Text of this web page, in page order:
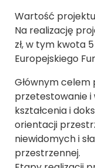
Wartość
Na realizację
zł, w tym kwota
Europejskiego
Głównym celem
przetestowanie i
kształcenia i
orientacji
niewidomych i
przestrzennej.